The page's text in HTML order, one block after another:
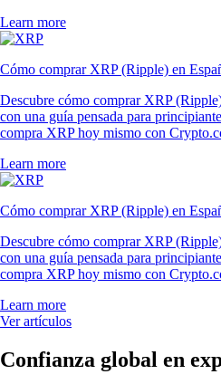
Learn more
Cómo comprar XRP (Ripple) en
Descubre cómo comprar XRP
con una guía pensada para
compra XRP hoy mismo con
Learn more
Cómo comprar XRP (Ripple) en
Descubre cómo comprar XRP
con una guía pensada para
compra XRP hoy mismo con
Learn more
Ver artículos
Confianza global en